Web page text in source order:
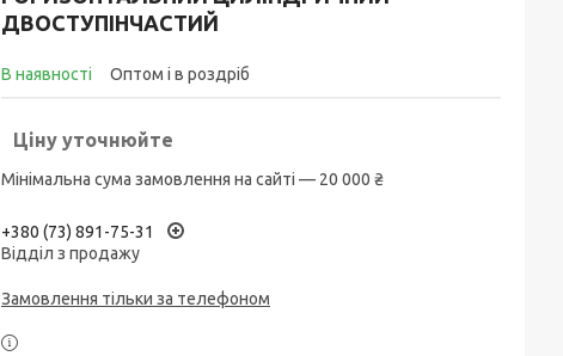
ДВОСТУПІНЧАСТИЙ
В наявності Оптом і в роздріб
Ціну уточнюйте
Мінімальна сума замовлення на сайті — 20 000 ₴
+380 (73) 891-75-31
Відділ з продажу
Замовлення тільки за телефоном